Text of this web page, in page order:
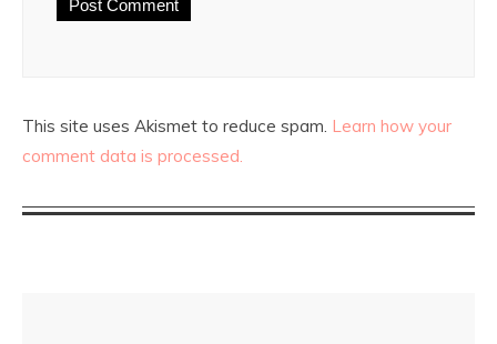
This site uses Akismet to reduce spam. Learn how your
comment data is processed.